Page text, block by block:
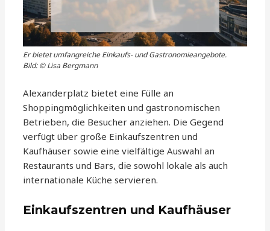
Er bietet umfangreiche Einkaufs- und Gastronomieangebote.
Bild: © Lisa Bergmann
Alexanderplatz bietet eine Fülle an
Shoppingmöglichkeiten und gastronomischen
Betrieben, die Besucher anziehen. Die Gegend
verfügt über große Einkaufszentren und
Kaufhäuser sowie eine vielfältige Auswahl an
Restaurants und Bars, die sowohl lokale als auch
internationale Küche servieren.
Einkaufszentren und Kaufhäuser